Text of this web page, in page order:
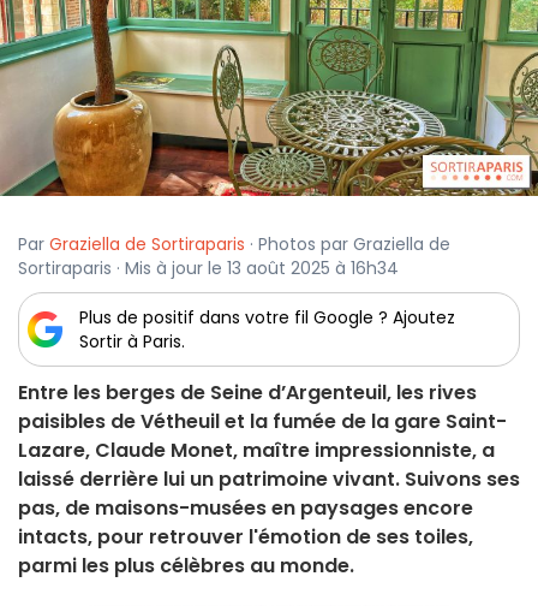
Par Graziella de Sortiraparis · Photos par Graziella de
Sortiraparis · Mis à jour le 13 août 2025 à 16h34
Plus de positif dans votre fil Google ? Ajoutez
Sortir à Paris.
Entre les berges de Seine d’Argenteuil, les rives
paisibles de Vétheuil et la fumée de la gare Saint-
Lazare, Claude Monet, maître impressionniste, a
laissé derrière lui un patrimoine vivant. Suivons ses
pas, de maisons-musées en paysages encore
intacts, pour retrouver l'émotion de ses toiles,
parmi les plus célèbres au monde.